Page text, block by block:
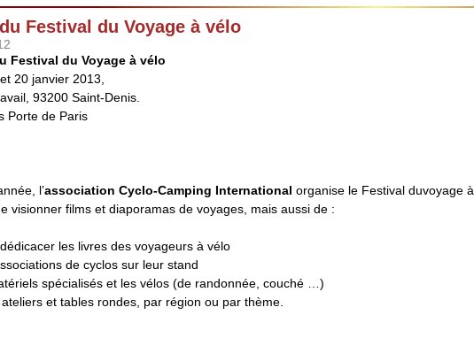
Festival du Voyage à vélo
Festival du Voyage à vélo
20 janvier 2013,
93200 Saint-Denis.
Porte de Paris
l’association Cyclo-Camping International organise le Festival duvoyage à
visionner films et diaporamas de voyages, mais aussi de :
les livres des voyageurs à vélo
de cyclos sur leur stand
spécialisés et les vélos (de randonnée, couché …)
et tables rondes, par région ou par thème.